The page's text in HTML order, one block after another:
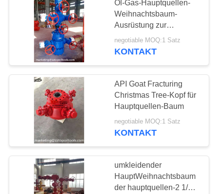
Hauptquellen-
Ventile
53
46
Öl-Gas-Hauptquellen-
Weihnachtsbaum-
Ausrüstung zur
Hauptquellen-Steuerung
des Datenflusses
negotiable MOQ:1 Satz
KONTAKT
API Goat Fracturing
Christmas Tree-Kopf für
Hauptquellen-Baum
negotiable MOQ:1 Satz
KONTAKT
umkleidender
HauptWeihnachtsbaum
der hauptquellen-2 1/16“